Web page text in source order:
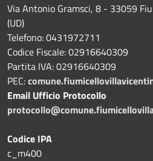
Via Antonio Gramsci, 8 - 33059
(UD)
Telefono: 0431972711
Codice Fiscale: 02916640309
Partita IVA: 02916640309
PEC:
Email Ufficio Protocollo
Codice IPA
c_m400